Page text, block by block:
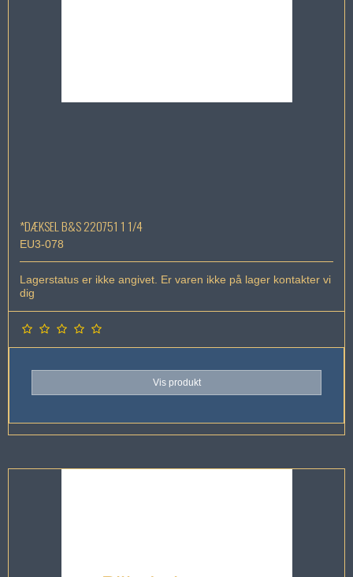
*DÆKSEL B&S 220751 1 1/4
EU3-078
Lagerstatus er ikke angivet. Er varen ikke på lager kontakter vi
dig
Vis produkt